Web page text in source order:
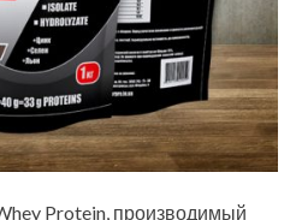
Protein, производимый